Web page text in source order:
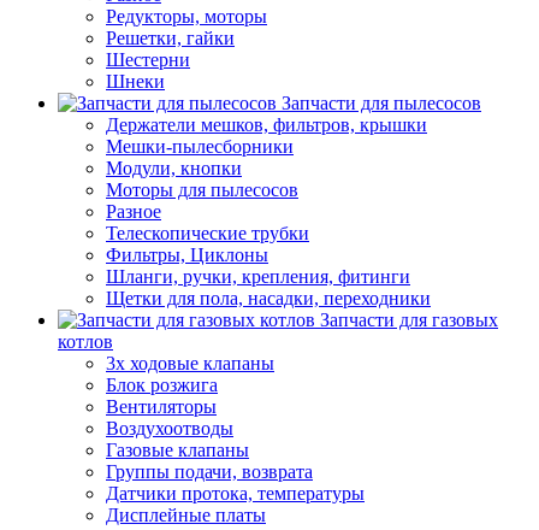
Редукторы, моторы
Решетки, гайки
Шестерни
Шнеки
Запчасти для пылесосов
Держатели мешков, фильтров, крышки
Мешки-пылесборники
Модули, кнопки
Моторы для пылесосов
Разное
Телескопические трубки
Фильтры, Циклоны
Шланги, ручки, крепления, фитинги
Щетки для пола, насадки, переходники
Запчасти для газовых
котлов
3х ходовые клапаны
Блок розжига
Вентиляторы
Воздухоотводы
Газовые клапаны
Группы подачи, возврата
Датчики протока, температуры
Дисплейные платы